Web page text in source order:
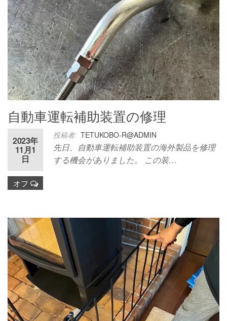
自動車運転補助装置の修理
投稿者: TETUKOBO-R@ADMIN
2023年
11月1
日
オフ
先日、自動車運転補助装置の海外製品を修理
する機会がありました。 この装…